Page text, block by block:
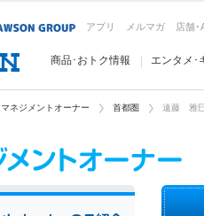
アプリ メルマガ 店舗･
商品･おトク情報 エンタメ･
マネジメントオーナー 首都圏 遠藤 雅